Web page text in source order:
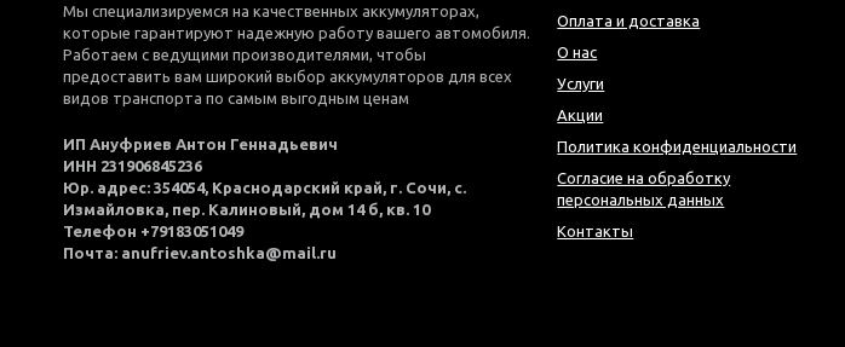
Мы специализируемся на качественных аккумуляторах,
которые гарантируют надежную работу вашего автомобиля.
Работаем с ведущими производителями, чтобы
предоставить вам широкий выбор аккумуляторов для всех
видов транспорта по самым выгодным ценам
ИП Ануфриев Антон Геннадьевич
ИНН 231906845236
Юр. адрес: 354054, Краснодарский край, г. Сочи, с.
Измайловка, пер. Калиновый, дом 14 б, кв. 10
Телефон +79183051049
Почта: anufriev.antoshka@mail.ru
Оплата и доставка
О нас
Услуги
Акции
Политика конфиденциальности
Согласие на обработку
персональных данных
Контакты